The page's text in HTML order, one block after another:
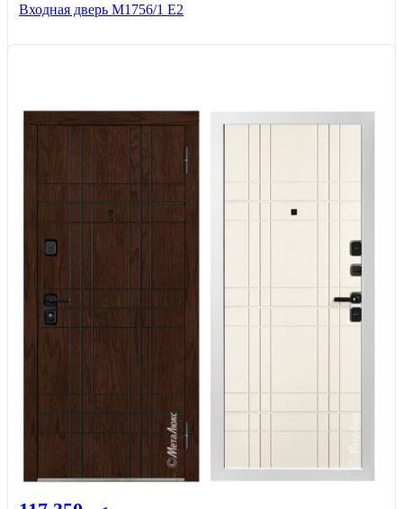
Входная дверь М1756/1 Е2